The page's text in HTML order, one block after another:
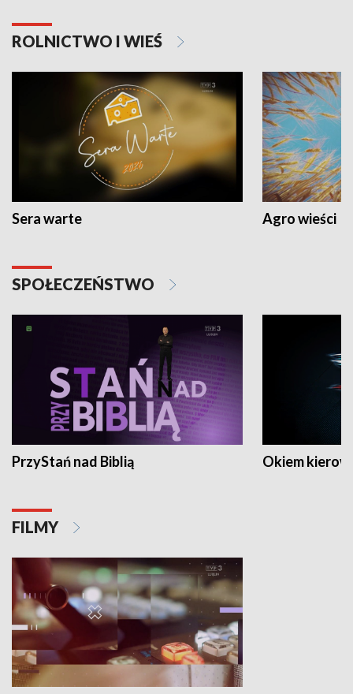
ROLNICTWO I WIEŚ
Sera warte Agro wieści
SPOŁECZEŃSTWO
PrzyStań nad Biblią Okiem
FILMY